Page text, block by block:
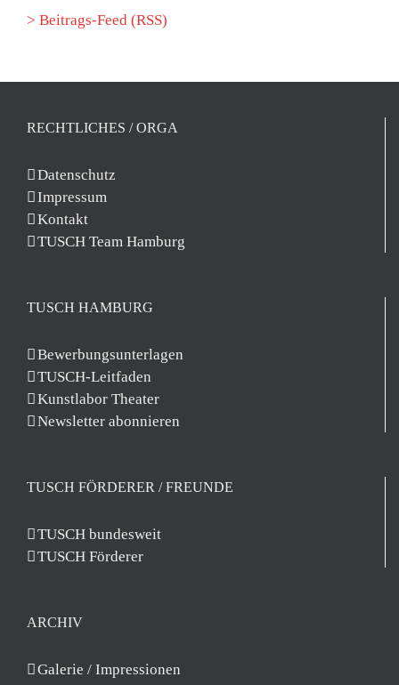
> Beitrags-Feed (RSS)
RECHTLICHES / ORGA
Datenschutz
Impressum
Kontakt
TUSCH Team Hamburg
TUSCH HAMBURG
Bewerbungsunterlagen
TUSCH-Leitfaden
Kunstlabor Theater
Newsletter abonnieren
TUSCH FÖRDERER / FREUNDE
TUSCH bundesweit
TUSCH Förderer
ARCHIV
Galerie / Impressionen